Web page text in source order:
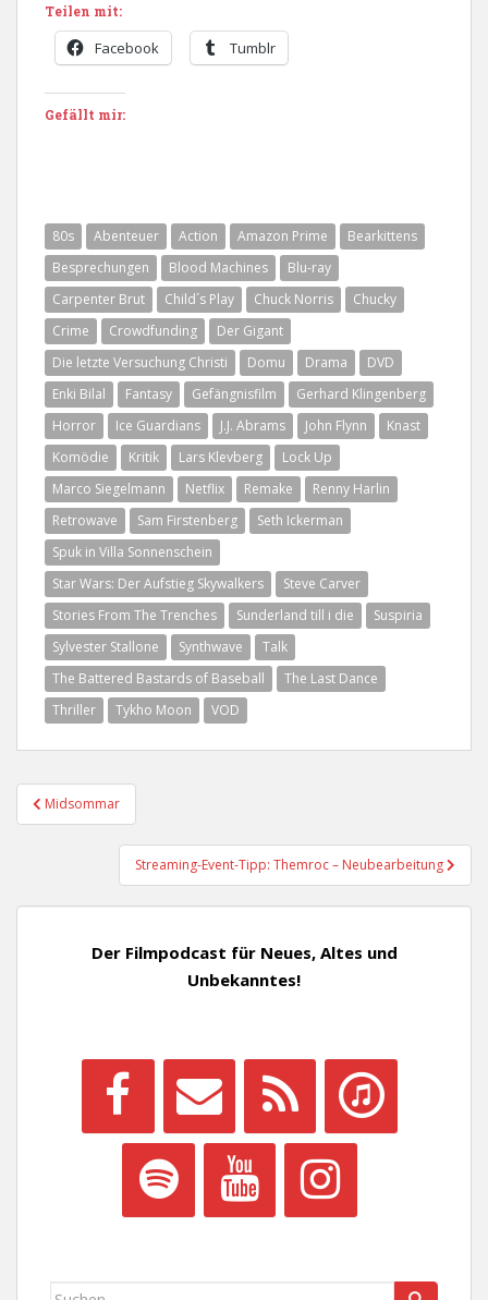
Teilen mit:
Facebook Tumblr
Gefällt mir:
80s Abenteuer Action Amazon Prime
Bearkittens
Besprechungen
Blood Machines
Blu-ray
Carpenter Brut
Child´s Play Chuck Norris
Chucky
Crime
Crowdfunding
Der Gigant
Die letzte Versuchung Christi
Domu Drama
DVD
Enki Bilal
Fantasy Gefängnisfilm
Gerhard Klingenberg
Horror
Ice Guardians J.J. Abrams John Flynn
Knast
Komödie
Kritik Lars Klevberg
Lock Up
Marco Siegelmann
Netflix Remake
Renny Harlin
Retrowave
Sam Firstenberg
Seth Ickerman
Spuk in Villa Sonnenschein
Star Wars: Der Aufstieg Skywalkers
Steve Carver
Stories From The Trenches
Sunderland till i die
Suspiria
Sylvester Stallone
Synthwave
Talk
The Battered Bastards of Baseball
The Last Dance
Thriller
Tykho Moon VOD
Beitragsnavigation
Midsommar
Streaming-Event-Tipp: Themroc – Neubearbeitung
Der Filmpodcast für Neues, Altes und
Unbekanntes!
Suchen